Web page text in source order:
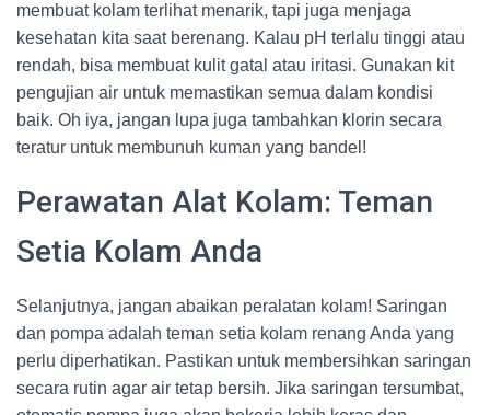
membuat kolam terlihat menarik, tapi juga menjaga
kesehatan kita saat berenang. Kalau pH terlalu tinggi atau
rendah, bisa membuat kulit gatal atau iritasi. Gunakan kit
pengujian air untuk memastikan semua dalam kondisi
baik. Oh iya, jangan lupa juga tambahkan klorin secara
teratur untuk membunuh kuman yang bandel!
Perawatan Alat Kolam: Teman
Setia Kolam Anda
Selanjutnya, jangan abaikan peralatan kolam! Saringan
dan pompa adalah teman setia kolam renang Anda yang
perlu diperhatikan. Pastikan untuk membersihkan saringan
secara rutin agar air tetap bersih. Jika saringan tersumbat,